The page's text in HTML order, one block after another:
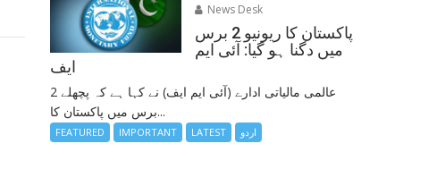
News Desk
پاکستان کا ریونیو 2 برس
میں دگنا ہو گیا: آئی ایم
ایف
عالمی مالیاتی ادارے (آئی ایم ایف) نے کہا ہے کہ پچھلے 2
برس میں پاکستان کا...
FEATURED IMPORTANT LATEST اردو